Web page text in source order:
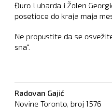
Đuro Lubarda i Žolen
posetioce do kraja maja
Ne propustite da se
sna".
Radovan Gajić
Novine Toronto, broj 1576